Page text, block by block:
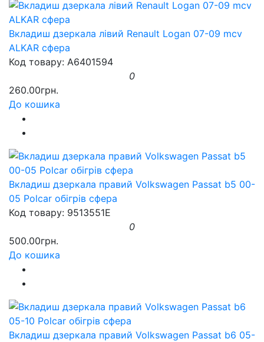
Вкладиш дзеркала лівий Renault Logan 07-09 mcv
ALKAR сфера
Код товару: A6401594
0
260.00грн.
До кошика
Вкладиш дзеркала правий Volkswagen Passat b5 00-
05 Polcar обігрів сфера
Код товару: 9513551E
0
500.00грн.
До кошика
Вкладиш дзеркала правий Volkswagen Passat b6 05-